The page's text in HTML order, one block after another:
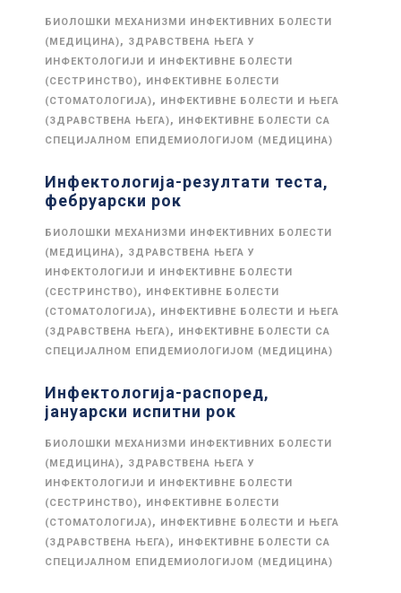
БИОЛОШКИ МЕХАНИЗМИ ИНФЕКТИВНИХ БОЛЕСТИ
(МЕДИЦИНА), ЗДРАВСТВЕНА ЊЕГА У
ИНФЕКТОЛОГИЈИ И ИНФЕКТИВНЕ БОЛЕСТИ
(СЕСТРИНСТВО), ИНФЕКТИВНЕ БОЛЕСТИ
(СТОМАТОЛОГИЈА), ИНФЕКТИВНЕ БОЛЕСТИ И ЊЕГА
(ЗДРАВСТВЕНА ЊЕГА), ИНФЕКТИВНЕ БОЛЕСТИ СА
СПЕЦИЈАЛНОМ ЕПИДЕМИОЛОГИЈОМ (МЕДИЦИНА)
Инфектологија-резултати теста,
фебруарски рок
БИОЛОШКИ МЕХАНИЗМИ ИНФЕКТИВНИХ БОЛЕСТИ
(МЕДИЦИНА), ЗДРАВСТВЕНА ЊЕГА У
ИНФЕКТОЛОГИЈИ И ИНФЕКТИВНЕ БОЛЕСТИ
(СЕСТРИНСТВО), ИНФЕКТИВНЕ БОЛЕСТИ
(СТОМАТОЛОГИЈА), ИНФЕКТИВНЕ БОЛЕСТИ И ЊЕГА
(ЗДРАВСТВЕНА ЊЕГА), ИНФЕКТИВНЕ БОЛЕСТИ СА
СПЕЦИЈАЛНОМ ЕПИДЕМИОЛОГИЈОМ (МЕДИЦИНА)
Инфектологија-распоред,
јануарски испитни рок
БИОЛОШКИ МЕХАНИЗМИ ИНФЕКТИВНИХ БОЛЕСТИ
(МЕДИЦИНА), ЗДРАВСТВЕНА ЊЕГА У
ИНФЕКТОЛОГИЈИ И ИНФЕКТИВНЕ БОЛЕСТИ
(СЕСТРИНСТВО), ИНФЕКТИВНЕ БОЛЕСТИ
(СТОМАТОЛОГИЈА), ИНФЕКТИВНЕ БОЛЕСТИ И ЊЕГА
(ЗДРАВСТВЕНА ЊЕГА), ИНФЕКТИВНЕ БОЛЕСТИ СА
СПЕЦИЈАЛНОМ ЕПИДЕМИОЛОГИЈОМ (МЕДИЦИНА)